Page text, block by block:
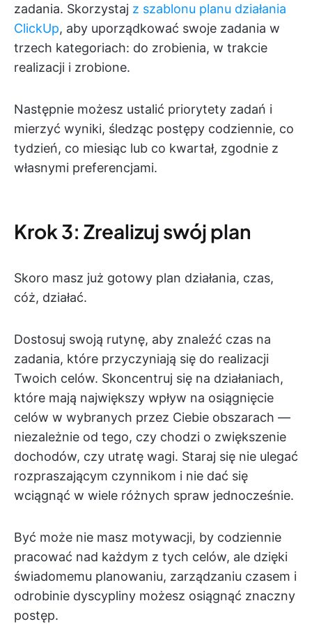
zadania. Skorzystaj z szablonu planu działania
ClickUp, aby uporządkować swoje zadania w
trzech kategoriach: do zrobienia, w trakcie
realizacji i zrobione.
Następnie możesz ustalić priorytety zadań i
mierzyć wyniki, śledząc postępy codziennie, co
tydzień, co miesiąc lub co kwartał, zgodnie z
własnymi preferencjami.
Krok 3: Zrealizuj swój plan
Skoro masz już gotowy plan działania, czas,
cóż, działać.
Dostosuj swoją rutynę, aby znaleźć czas na
zadania, które przyczyniają się do realizacji
Twoich celów. Skoncentruj się na działaniach,
które mają największy wpływ na osiągnięcie
celów w wybranych przez Ciebie obszarach —
niezależnie od tego, czy chodzi o zwiększenie
dochodów, czy utratę wagi. Staraj się nie ulegać
rozpraszającym czynnikom i nie dać się
wciągnąć w wiele różnych spraw jednocześnie.
Być może nie masz motywacji, by codziennie
pracować nad każdym z tych celów, ale dzięki
świadomemu planowaniu, zarządzaniu czasem i
odrobinie dyscypliny możesz osiągnąć znaczny
postęp.